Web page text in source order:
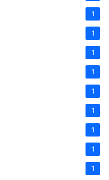
1
1
1
1
1
1
1
1
1